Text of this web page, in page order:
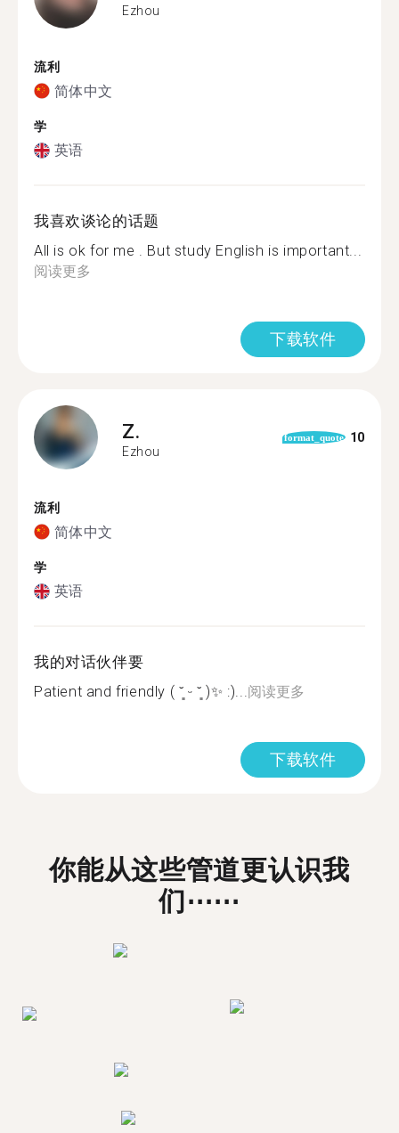
Ezhou
流利
简体中文
学
英语
我喜欢谈论的话题
All is ok for me . But study English is important...
阅读更多
下载软件
Z.
Ezhou
format_quote 10
流利
简体中文
学
英语
我的对话伙伴要
Patient and friendly ( ˘͈ ᵕ ˘͈ )✨ :)...阅读更多
下载软件
你能从这些管道更认识我
们⋯⋯